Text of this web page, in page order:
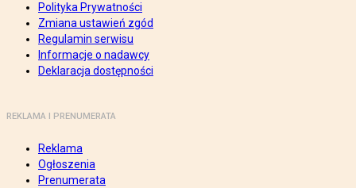
Polityka Prywatności
Zmiana ustawień zgód
Regulamin serwisu
Informacje o nadawcy
Deklaracja dostępności
REKLAMA I PRENUMERATA
Reklama
Ogłoszenia
Prenumerata